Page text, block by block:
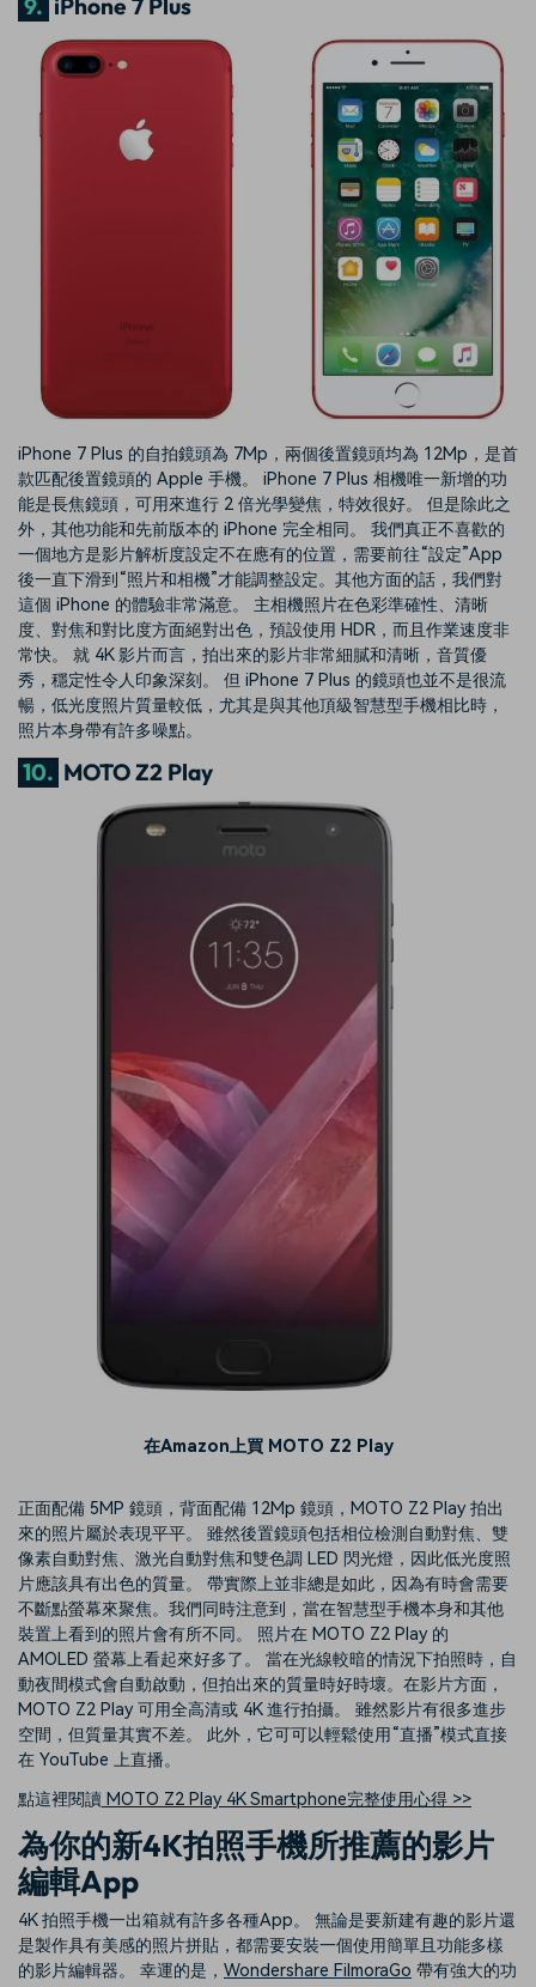
9. iPhone 7 Plus
iPhone 7 Plus 的自拍鏡頭為 7Mp，兩個後置鏡頭均為 12Mp，是首
款匹配後置鏡頭的 Apple 手機。 iPhone 7 Plus 相機唯一新增的功
能是長焦鏡頭，可用來進行 2 倍光學變焦，特效很好。 但是除此之
外，其他功能和先前版本的 iPhone 完全相同。 我們真正不喜歡的
一個地方是影片解析度設定不在應有的位置，需要前往“設定”App
後一直下滑到“照片和相機”才能調整設定。其他方面的話，我們對
這個 iPhone 的體驗非常滿意。 主相機照片在色彩準確性、清晰
度、對焦和對比度方面絕對出色，預設使用 HDR，而且作業速度非
常快。 就 4K 影片而言，拍出來的影片非常細膩和清晰，音質優
秀，穩定性令人印象深刻。 但 iPhone 7 Plus 的鏡頭也並不是很流
暢，低光度照片質量較低，尤其是與其他頂級智慧型手機相比時，
照片本身帶有許多噪點。
10. MOTO Z2 Play
在Amazon上買 MOTO Z2 Play
正面配備 5MP 鏡頭，背面配備 12Mp 鏡頭，MOTO Z2 Play 拍出
來的照片屬於表現平平。 雖然後置鏡頭包括相位檢測自動對焦、雙
像素自動對焦、激光自動對焦和雙色調 LED 閃光燈，因此低光度照
片應該具有出色的質量。 帶實際上並非總是如此，因為有時會需要
不斷點螢幕來聚焦。我們同時注意到，當在智慧型手機本身和其他
裝置上看到的照片會有所不同。 照片在 MOTO Z2 Play 的
AMOLED 螢幕上看起來好多了。 當在光線較暗的情況下拍照時，自
動夜間模式會自動啟動，但拍出來的質量時好時壞。在影片方面，
MOTO Z2 Play 可用全高清或 4K 進行拍攝。 雖然影片有很多進步
空間，但質量其實不差。 此外，它可可以輕鬆使用“直播”模式直接
在 YouTube 上直播。
點這裡閱讀 MOTO Z2 Play 4K Smartphone完整使用心得 >>
為你的新4K拍照手機所推薦的影片
編輯App
4K 拍照手機一出箱就有許多各種App。 無論是要新建有趣的影片還
是製作具有美感的照片拼貼，都需要安裝一個使用簡單且功能多樣
的影片編輯器。 幸運的是， Wondershare FilmoraGo 帶有強大的功